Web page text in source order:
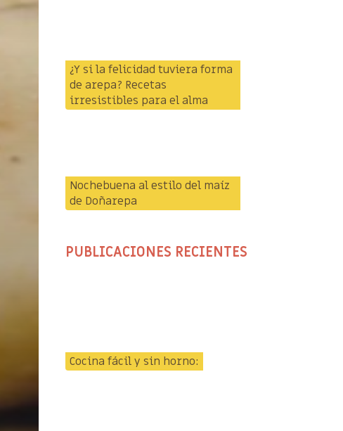
¿Y si la felicidad tuviera forma
de arepa? Recetas
irresistibles para el alma
Nochebuena al estilo del maíz
de Doñarepa
PUBLICACIONES RECIENTES
Cocina fácil y sin horno: